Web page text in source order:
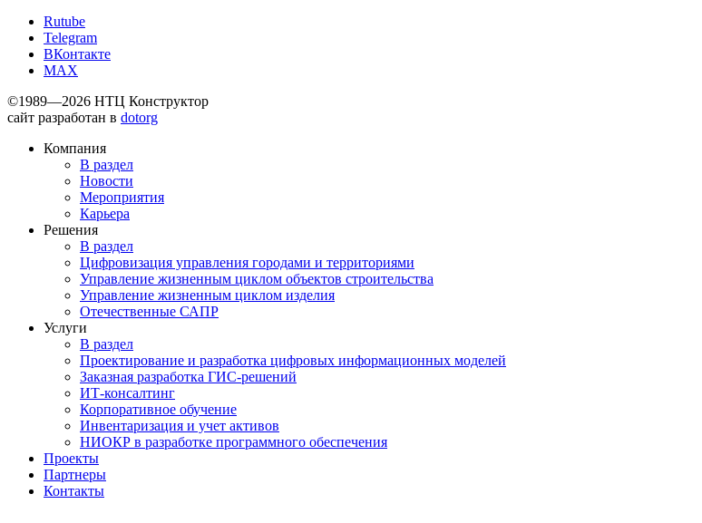
Rutube
Telegram
ВКонтакте
MAX
©1989—2026 НТЦ Конструктор
сайт разработан в dotorg
Компания
В раздел
Новости
Мероприятия
Карьера
Решения
В раздел
Цифровизация управления городами и территориями
Управление жизненным циклом объектов строительства
Управление жизненным циклом изделия
Отечественные САПР
Услуги
В раздел
Проектирование и разработка цифровых информационных моделей
Заказная разработка ГИС‑решений
ИТ-консалтинг
Корпоративное обучение
Инвентаризация и учет активов
НИОКР в разработке программного обеспечения
Проекты
Партнеры
Контакты